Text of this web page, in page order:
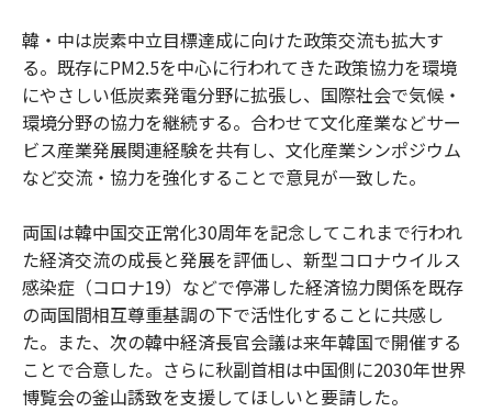
韓・中は炭素中立目標達成に向けた政策交流も拡大す
る。既存にPM2.5を中心に行われてきた政策協力を環境
にやさしい低炭素発電分野に拡張し、国際社会で気候・
環境分野の協力を継続する。合わせて文化産業などサー
ビス産業発展関連経験を共有し、文化産業シンポジウム
など交流・協力を強化することで意見が一致した。
両国は韓中国交正常化30周年を記念してこれまで行われ
た経済交流の成長と発展を評価し、新型コロナウイルス
感染症（コロナ19）などで停滞した経済協力関係を既存
の両国間相互尊重基調の下で活性化することに共感し
た。また、次の韓中経済長官会議は来年韓国で開催する
ことで合意した。さらに秋副首相は中国側に2030年世界
博覧会の釜山誘致を支援してほしいと要請した。